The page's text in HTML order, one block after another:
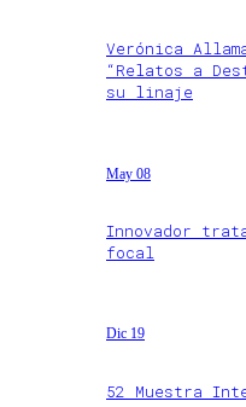
Verónica
“Relatos a
su linaje
May 08
Innovador
focal
Dic 19
52 Muestra